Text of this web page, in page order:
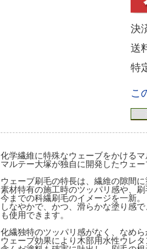
決
送
特
こ
化学繊維に特殊なウェーブをかける
マルテー大塚が独自に開発したウェー
ウェーブ刷毛の特長は、繊維の隙間
素材特有の施工時のツッパリ感や、
今までの科繊刷毛のイメージを一新。
しなやかで、かつ、滑らかな塗り感
も使用できます。
化繊独特のツッパリ感がなく、なめら
ウェーブ効果により木部用水性ウレ